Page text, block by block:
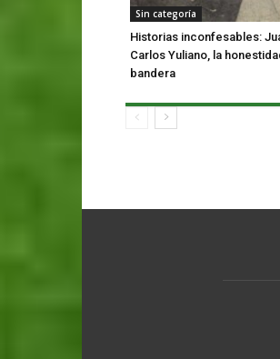
Sin categoría
Historias inconfesables:
Carlos Yuliano, la
bandera